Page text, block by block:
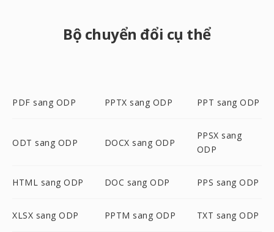
Bộ chuyển đổi cụ thể
PDF sang ODP PPTX sang ODP PPT sang ODP
ODT sang ODP DOCX sang ODP
PPSX sang
ODP
HTML sang ODP DOC sang ODP PPS sang ODP
XLSX sang ODP PPTM sang ODP TXT sang ODP